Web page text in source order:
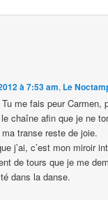
à 7:53 am, Le
me fais peur Carmen,
le chaîne afin que je ne
transe reste de joie.
j’ai, c’est mon miroir
de tours que je me
dans la danse.